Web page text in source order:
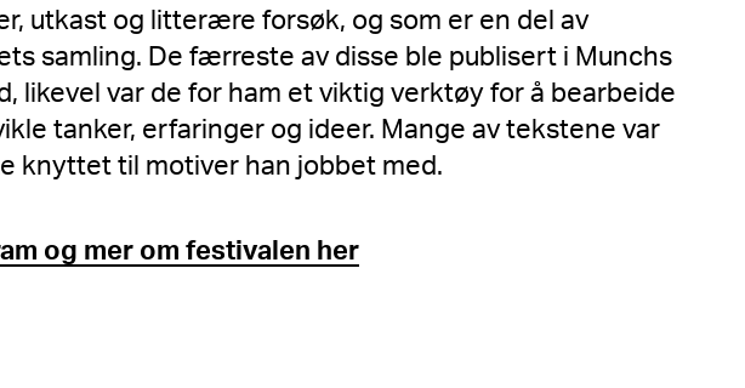
utkast og litterære forsøk, og som er en del av
samling. De færreste av disse ble publisert i Munchs
likevel var de for ham et viktig verktøy for å bearbeide
tanker, erfaringer og ideer. Mange av tekstene var
knyttet til motiver han jobbet med.
og mer om festivalen her